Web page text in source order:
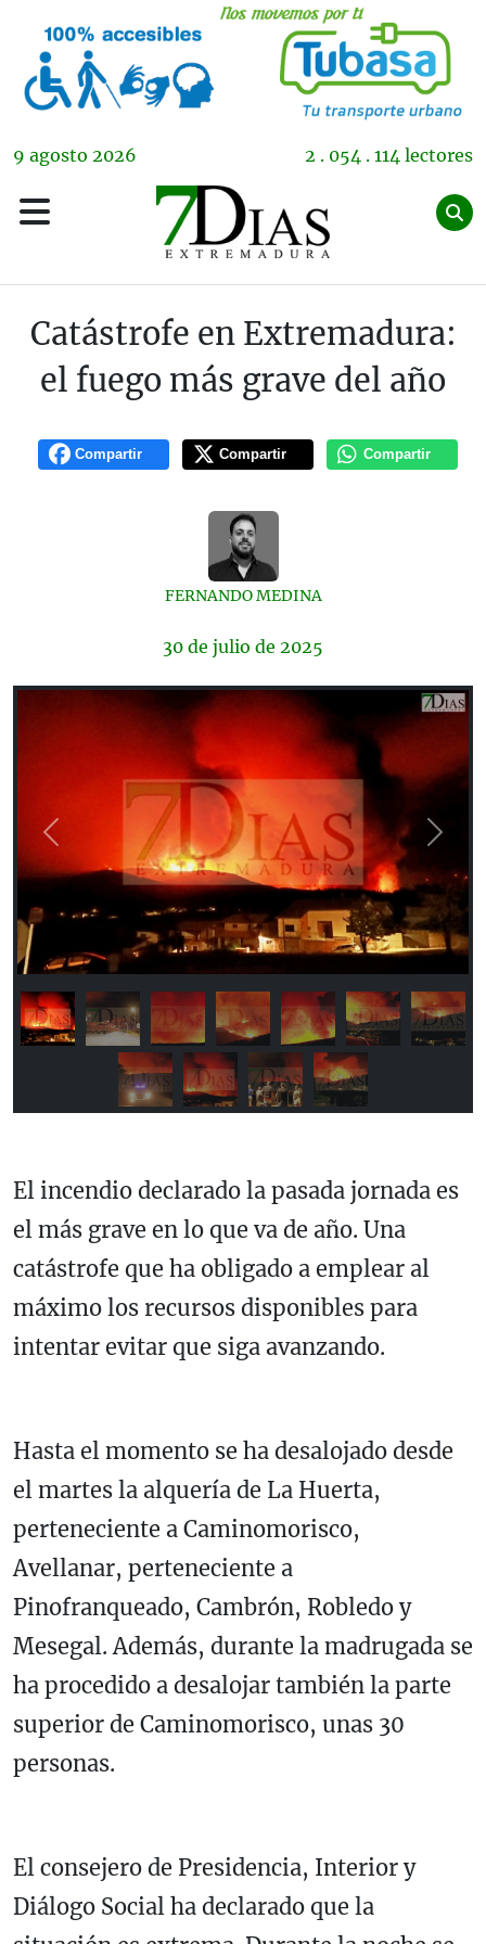
9 agosto 2026 2 . 054 . 114 lectores
Catástrofe en Extremadura:
el fuego más grave del año
Compartir Compartir Compartir
FERNANDO MEDINA
30 de julio de 2025
Previous Next
El incendio declarado la pasada jornada es
el más grave en lo que va de año. Una
catástrofe que ha obligado a emplear al
máximo los recursos disponibles para
intentar evitar que siga avanzando.
Hasta el momento se ha desalojado desde
el martes la alquería de La Huerta,
perteneciente a Caminomorisco,
Avellanar, perteneciente a
Pinofranqueado, Cambrón, Robledo y
Mesegal. Además, durante la madrugada se
ha procedido a desalojar también la parte
superior de Caminomorisco, unas 30
personas.
El consejero de Presidencia, Interior y
Diálogo Social ha declarado que la